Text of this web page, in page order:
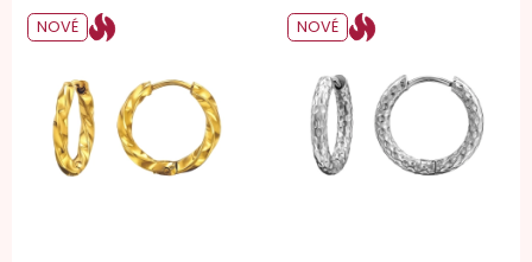
NOVÉ NOVÉ